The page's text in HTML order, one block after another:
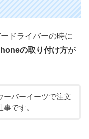
ドライバーの時に
の取り付け方が
ーバーイーツで注文
です。